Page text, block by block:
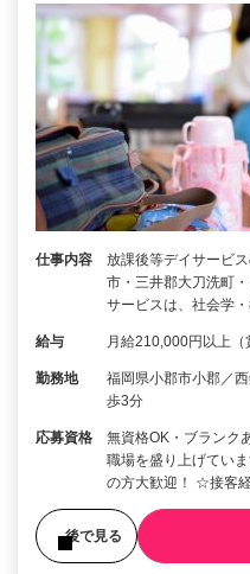
仕事内容
放課後等デイサービ
市・三井郡大刀洗町
サービスは、社会学
給与 月給210,000円以上（
勤務地
福岡県小郡市小郡／
歩3分
応募資格
無資格OK・ブラン
職場を盛り上げてい
の方大歓迎！ ☆接客
後で見る